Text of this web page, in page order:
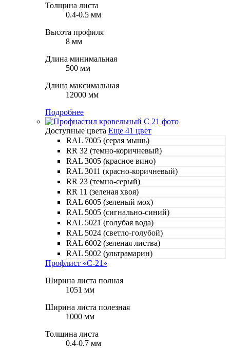
Толщина листа
0.4-0.5 мм
Высота профиля
8 мм
Длина минимальная
500 мм
Длина максимальная
12000 мм
Подробнее
Доступные цвета Еще 41 цвет
RAL 7005 (серая мышь)
RR 32 (темно-коричневый)
RAL 3005 (красное вино)
RAL 3011 (красно-коричневый)
RR 23 (темно-серый)
RR 11 (зеленая хвоя)
RAL 6005 (зеленый мох)
RAL 5005 (сигнально-синий)
RAL 5021 (голубая вода)
RAL 5024 (светло-голубой)
RAL 6002 (зеленая листва)
RAL 5002 (ультрамарин)
Профлист «С-21»
Ширина листа полная
1051 мм
Ширина листа полезная
1000 мм
Толщина листа
0.4-0.7 мм